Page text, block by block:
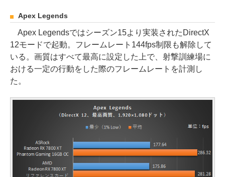
Apex Legends
Apex Legendsではシーズン15より実装されたDirectX
12モードで起動。フレームレート144fps制限も解除して
いる。画質はすべて最高に設定した上で、射撃訓練場に
おける一定の行動をした際のフレームレートを計測し
た。